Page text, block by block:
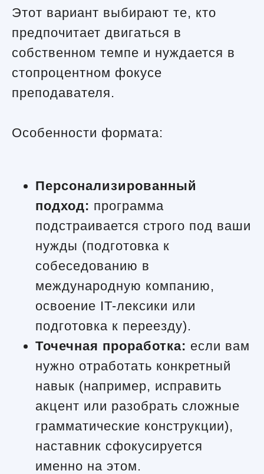
Этот вариант выбирают те, кто
предпочитает двигаться в
собственном темпе и нуждается в
стопроцентном фокусе
преподавателя.
Особенности формата:
Персонализированный
подход: программа
подстраивается строго под ваши
нужды (подготовка к
собеседованию в
международную компанию,
освоение IT-лексики или
подготовка к переезду).
Точечная проработка: если вам
нужно отработать конкретный
навык (например, исправить
акцент или разобрать сложные
грамматические конструкции),
наставник сфокусируется
именно на этом.